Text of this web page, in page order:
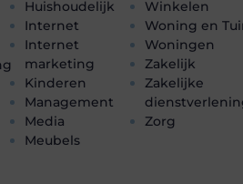
Huishoudelijk
Internet
Internet
marketing
Kinderen
Management
Media
Meubels
Winkelen
Woning en
Woningen
Zakelijk
Zakelijke
Zorg